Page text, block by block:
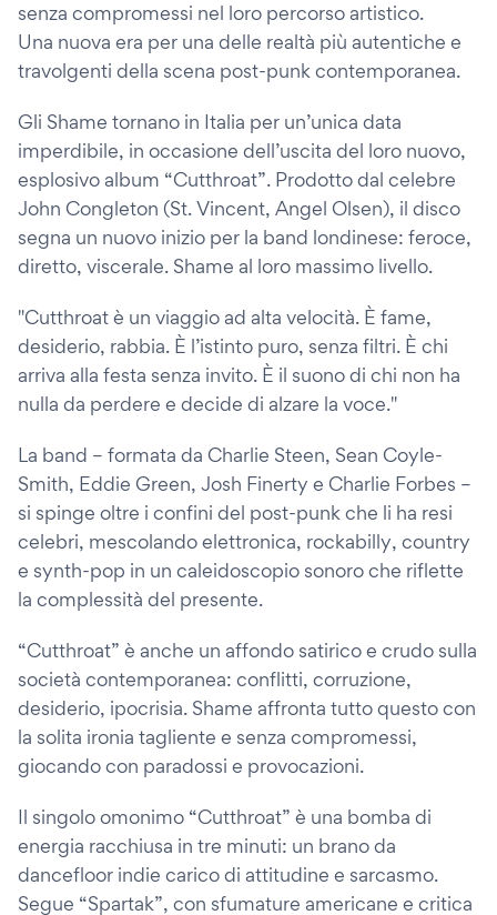
senza compromessi nel loro percorso artistico.
Una nuova era per una delle realtà più autentiche e
travolgenti della scena post-punk contemporanea.
Gli Shame tornano in Italia per un’unica data
imperdibile, in occasione dell’uscita del loro nuovo,
esplosivo album “Cutthroat”. Prodotto dal celebre
John Congleton (St. Vincent, Angel Olsen), il disco
segna un nuovo inizio per la band londinese: feroce,
diretto, viscerale. Shame al loro massimo livello.
"Cutthroat è un viaggio ad alta velocità. È fame,
desiderio, rabbia. È l’istinto puro, senza filtri. È chi
arriva alla festa senza invito. È il suono di chi non ha
nulla da perdere e decide di alzare la voce."
La band – formata da Charlie Steen, Sean Coyle-
Smith, Eddie Green, Josh Finerty e Charlie Forbes –
si spinge oltre i confini del post-punk che li ha resi
celebri, mescolando elettronica, rockabilly, country
e synth-pop in un caleidoscopio sonoro che riflette
la complessità del presente.
“Cutthroat” è anche un affondo satirico e crudo sulla
società contemporanea: conflitti, corruzione,
desiderio, ipocrisia. Shame affronta tutto questo con
la solita ironia tagliente e senza compromessi,
giocando con paradossi e provocazioni.
Il singolo omonimo “Cutthroat” è una bomba di
energia racchiusa in tre minuti: un brano da
dancefloor indie carico di attitudine e sarcasmo.
Segue “Spartak”, con sfumature americane e critica